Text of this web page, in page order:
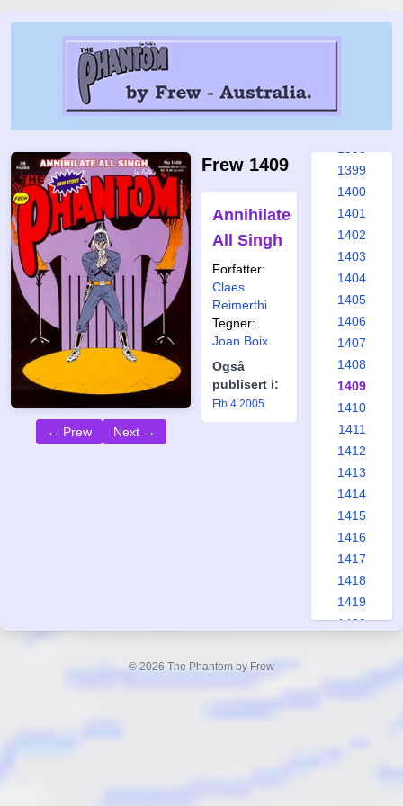
← Prew Next →
Frew 1409
Annihilate
All Singh
Forfatter:
Claes
Reimerthi
Tegner:
Joan Boix
Også
publisert i:
Ftb 4 2005
1392
1393
1399
1400
1401
1402
1403
1404
1405
1406
1407
1408
1409
1410
1411
1412
1413
1414
1415
1416
1417
1418
1419
1420
© 2026 The Phantom by Frew